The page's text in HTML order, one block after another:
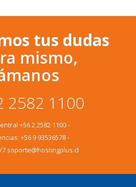
tus dudas
mismo,
2582 1100
+56 2 2582 1100-
+56 9 93536578-
7 soporte@hostingplus.cl